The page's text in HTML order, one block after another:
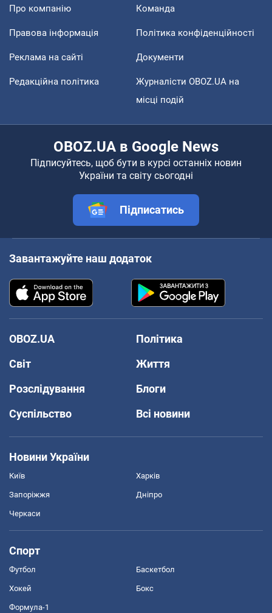
Про компанію Команда
Правова інформація Політика конфіденційності
Реклама на сайті Документи
Редакційна політика
Журналісти OBOZ.UA на
місці подій
OBOZ.UA в Google News
Підписуйтесь, щоб бути в курсі останніх новин
України та світу сьогодні
Підписатись
Завантажуйте наш додаток
OBOZ.UA
Політика
Світ
Життя
Розслідування
Блоги
Суспільство
Всі новини
Новини України
Київ Харків
Запоріжжя Дніпро
Черкаси
Спорт
Футбол Баскетбол
Хокей Бокс
Формула-1